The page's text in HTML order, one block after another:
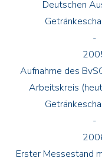
Deutschen
-
Aufnahme des
Arbeitskreis
-
Erster Messestand